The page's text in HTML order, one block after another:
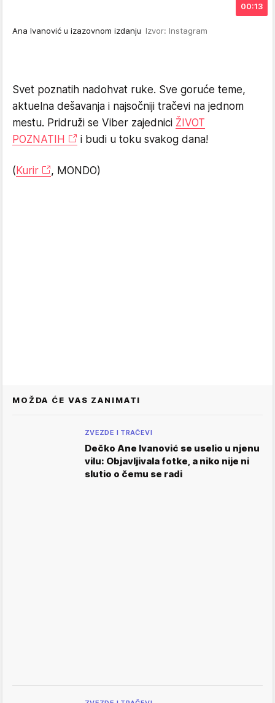
00:13
Ana Ivanović u izazovnom izdanju Izvor: Instagram
Svet poznatih nadohvat ruke. Sve goruće teme,
aktuelna dešavanja i najsočniji tračevi na jednom
mestu. Pridruži se Viber zajednici ŽIVOT
POZNATIH
i budi u toku svakog dana!
(Kurir , MONDO)
MOŽDA ĆE VAS ZANIMATI
ZVEZDE I TRAČEVI
Dečko Ane Ivanović se uselio u njenu
vilu: Objavljivala fotke, a niko nije ni
slutio o čemu se radi